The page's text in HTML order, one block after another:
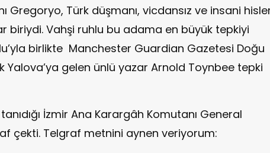
Gregoryo, Türk düşmanı, vicdansız ve insani
biriydi. Vahşi ruhlu bu adama en büyük tepkiyi
birlikte Manchester Guardian Gazetesi Doğu
Yalova’ya gelen ünlü yazar Arnold Toynbee tepki
İzmir Ana Karargâh Komutanı General
çekti. Telgraf metnini aynen veriyorum: